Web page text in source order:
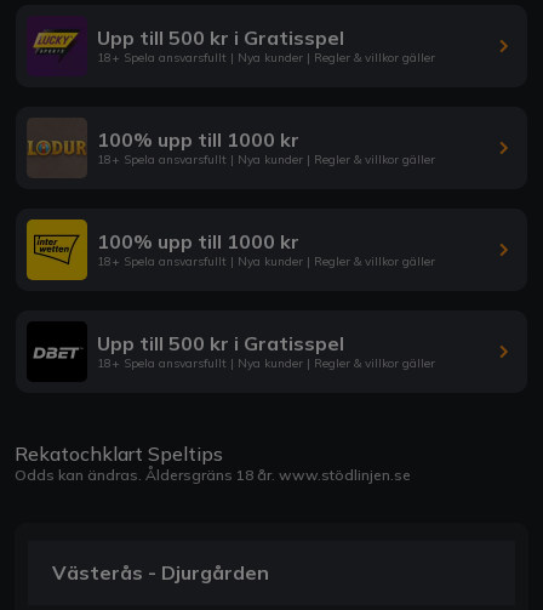
Upp till 500 kr i Gratisspel
18+ Spela ansvarsfullt | Nya kunder | Regler & villkor gäller
100% upp till 1000 kr
18+ Spela ansvarsfullt | Nya kunder | Regler & villkor gäller
100% upp till 1000 kr
18+ Spela ansvarsfullt | Nya kunder | Regler & villkor gäller
Upp till 500 kr i Gratisspel
18+ Spela ansvarsfullt | Nya kunder | Regler & villkor gäller
Rekatochklart Speltips
Odds kan ändras. Åldersgräns 18 år. www.stödlinjen.se
Västerås - Djurgården